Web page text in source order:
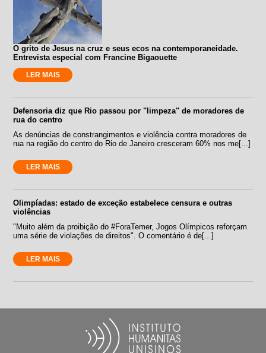
O grito de Jesus na cruz e seus ecos na contemporaneidade.
Entrevista especial com Francine Bigaouette
LER MAIS
Defensoria diz que Rio passou por "limpeza" de moradores de
rua do centro
As denúncias de constrangimentos e violência contra moradores de
rua na região do centro do Rio de Janeiro cresceram 60% nos me[...]
LER MAIS
Olimpíadas: estado de exceção estabelece censura e outras
violências
"Muito além da proibição do #ForaTemer, Jogos Olímpicos reforçam
uma série de violações de direitos". O comentário é de[...]
LER MAIS